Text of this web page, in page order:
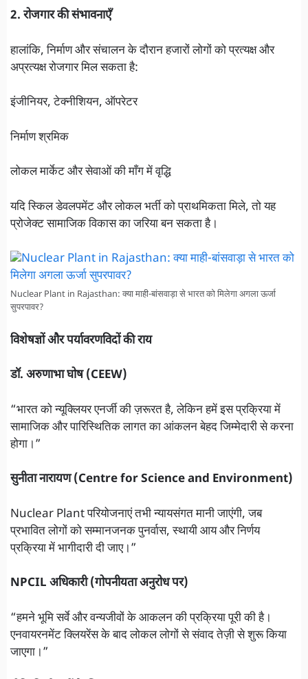
2. रोजगार की संभावनाएँ
हालांकि, निर्माण और संचालन के दौरान हजारों लोगों को प्रत्यक्ष और
अप्रत्यक्ष रोजगार मिल सकता है:
इंजीनियर, टेक्नीशियन, ऑपरेटर
निर्माण श्रमिक
लोकल मार्केट और सेवाओं की माँग में वृद्धि
यदि स्किल डेवलपमेंट और लोकल भर्ती को प्राथमिकता मिले, तो यह
प्रोजेक्ट सामाजिक विकास का जरिया बन सकता है।
Nuclear Plant in Rajasthan: क्या माही-बांसवाड़ा से भारत को मिलेगा अगला ऊर्जा
सुपरपावर?
विशेषज्ञों और पर्यावरणविदों की राय
डॉ. अरुणाभा घोष (CEEW)
“भारत को न्यूक्लियर एनर्जी की ज़रूरत है, लेकिन हमें इस प्रक्रिया में
सामाजिक और पारिस्थितिक लागत का आंकलन बेहद जिम्मेदारी से करना
होगा।”
सुनीता नारायण (Centre for Science and Environment)
Nuclear Plant परियोजनाएं तभी न्यायसंगत मानी जाएंगी, जब
प्रभावित लोगों को सम्मानजनक पुनर्वास, स्थायी आय और निर्णय
प्रक्रिया में भागीदारी दी जाए।”
NPCIL अधिकारी (गोपनीयता अनुरोध पर)
“हमने भूमि सर्वे और वन्यजीवों के आकलन की प्रक्रिया पूरी की है।
एनवायरनमेंट क्लियरेंस के बाद लोकल लोगों से संवाद तेज़ी से शुरू किया
जाएगा।”